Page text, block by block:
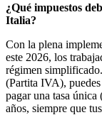
¿Qué impuestos
Italia?
Con la plena
este 2026, los
régimen
(Partita IVA),
pagar una tasa
años, siempre que